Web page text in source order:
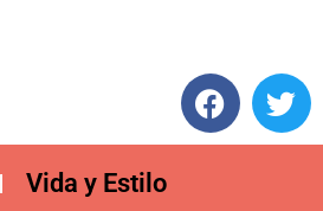
Vida y Estilo